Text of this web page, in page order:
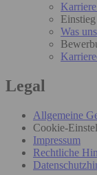
Einstieg
Was
Legal
Allgemeine
Cookie-
Impressum
Rechtliche